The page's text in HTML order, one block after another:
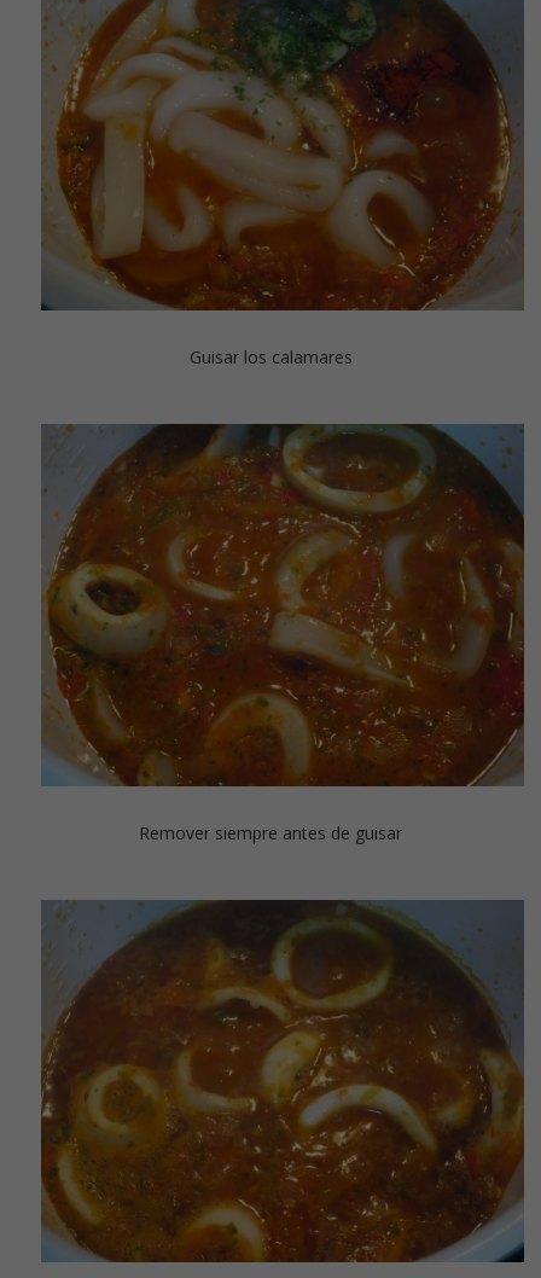
Guisar los calamares
Remover siempre antes de guisar